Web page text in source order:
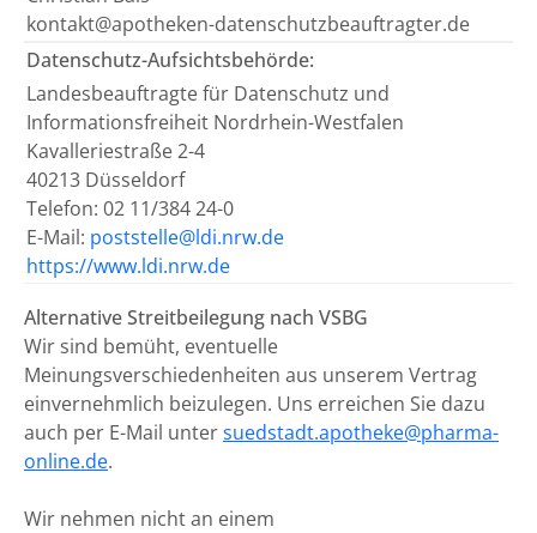
kontakt@apotheken-datenschutzbeauftragter.de
Datenschutz-Aufsichtsbehörde:
Landesbeauftragte für Datenschutz und
Informationsfreiheit Nordrhein-Westfalen
Kavalleriestraße 2-4
40213 Düsseldorf
Telefon: 02 11/384 24-0
E-Mail: poststelle@ldi.nrw.de
https://www.ldi.nrw.de
Alternative Streitbeilegung nach VSBG
Wir sind bemüht, eventuelle
Meinungsverschiedenheiten aus unserem Vertrag
einvernehmlich beizulegen. Uns erreichen Sie dazu
auch per E-Mail untersuedstadt.apotheke@pharma-
online.de.
Wir nehmen nicht an einem